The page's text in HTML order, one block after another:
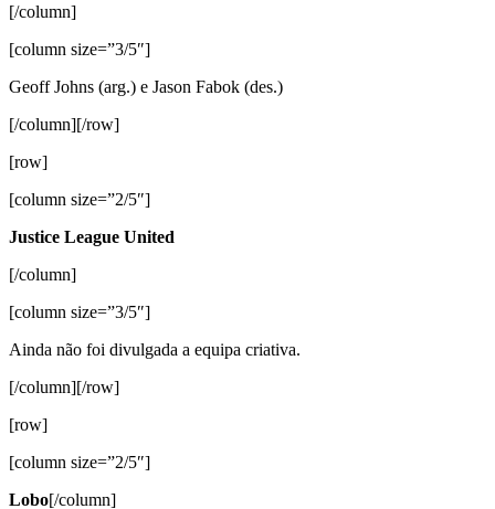
[/column]
[column size=”3/5″]
Geoff Johns (arg.) e Jason Fabok (des.)
[/column][/row]
[row]
[column size=”2/5″]
Justice League United
[/column]
[column size=”3/5″]
Ainda não foi divulgada a equipa criativa.
[/column][/row]
[row]
[column size=”2/5″]
Lobo[/column]